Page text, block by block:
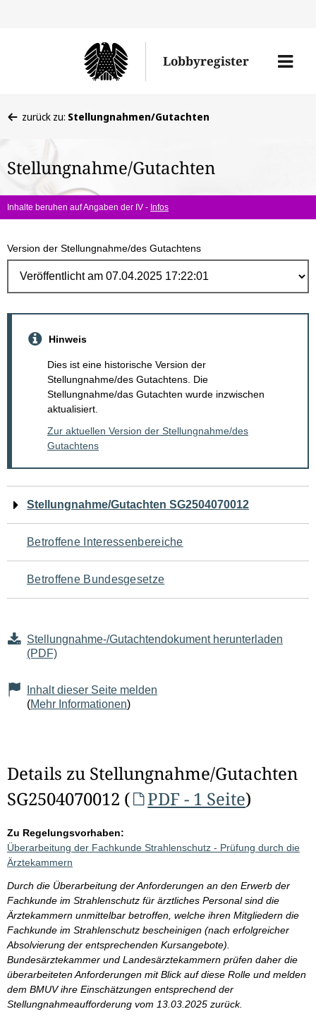
Lobbyregister
Menü
befinden
hier:
zurück zu: Stellungnahmen/Gutachten
Stellungnahme/Gutachten
Inhalte beruhen auf Angaben der IV - Infos
Version der Stellungnahme/des Gutachtens
Hinweis
Dies ist eine historische Version der
Stellungnahme/des Gutachtens. Die
Stellungnahme/das Gutachten wurde inzwischen
aktualisiert.
Zur aktuellen Version der Stellungnahme/des
Gutachtens
Navigation
für
den
Seiteninhalt
Stellungnahme/Gutachten SG2504070012
Betroffene Interessenbereiche
Betroffene Bundesgesetze
Stellungnahme-/Gutachtendokument herunterladen
(PDF)
Inhalt dieser Seite melden
(Mehr Informationen)
Details zu Stellungnahme/Gutachten
SG2504070012 (
PDF - 1 Seite)
Zu Regelungsvorhaben:
Überarbeitung der Fachkunde Strahlenschutz - Prüfung durch die
Ärztekammern
Durch die Überarbeitung der Anforderungen an den Erwerb der
Fachkunde im Strahlenschutz für ärztliches Personal sind die
Ärztekammern unmittelbar betroffen, welche ihren Mitgliedern die
Fachkunde im Strahlenschutz bescheinigen (nach erfolgreicher
Absolvierung der entsprechenden Kursangebote).
Bundesärztekammer und Landesärztekammern prüfen daher die
überarbeiteten Anforderungen mit Blick auf diese Rolle und melden
dem BMUV ihre Einschätzungen entsprechend der
Stellungnahmeaufforderung vom 13.03.2025 zurück.